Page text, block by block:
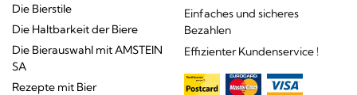
Die Bierstile
Die Haltbarkeit der Biere
Die Bierauswahl mit AMSTEIN
SA
Rezepte mit Bier
Einfaches und sicheres
Bezahlen
Effizienter Kundenservice !